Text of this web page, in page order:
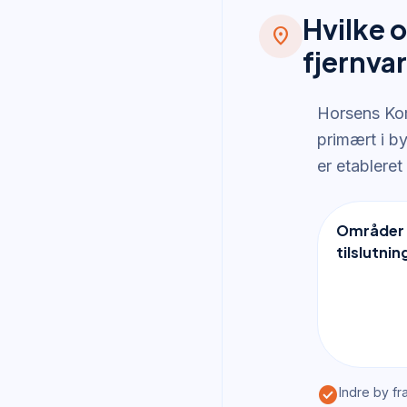
location_on
Hvilke
Horsens
primært i
er
check_circleIndre by